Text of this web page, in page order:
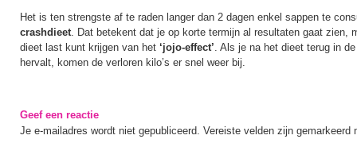
Het is ten strengste af te raden langer dan 2 dagen enkel sappen te
crashdieet. Dat betekent dat je op korte termijn al resultaten gaat zien,
dieet last kunt krijgen van het ‘jojo-effect’. Als je na het dieet terug in
hervalt, komen de verloren kilo’s er snel weer bij.
Geef een reactie
Je e-mailadres wordt niet gepubliceerd. Vereiste velden zijn gemarkeerd